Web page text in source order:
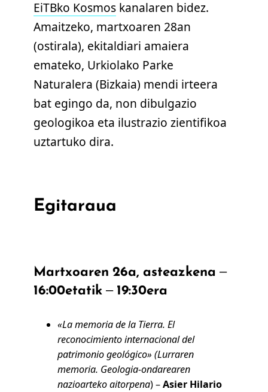
EiTBko Kosmos kanalaren bidez.
Amaitzeko, martxoaren 28an
(ostirala), ekitaldiari amaiera
emateko, Urkiolako Parke
Naturalera (Bizkaia) mendi irteera
bat egingo da, non dibulgazio
geologikoa eta ilustrazio zientifikoa
uztartuko dira.
Egitaraua
Martxoaren 26a, asteazkena –
16:00etatik – 19:30era
«La memoria de la Tierra. El
reconocimiento internacional del
patrimonio geológico» (Lurraren
memoria. Geologia-ondarearen
nazioarteko aitorpena)–Asier Hilario